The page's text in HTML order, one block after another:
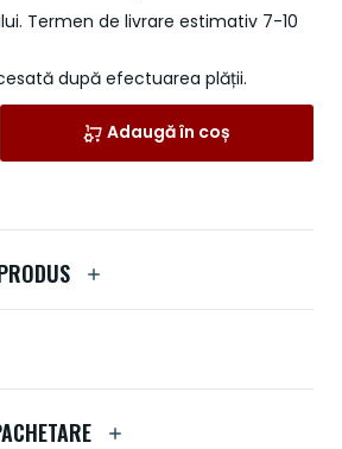
Termen de livrare estimativ 7-10
după efectuarea plății.
Adaugă în coș